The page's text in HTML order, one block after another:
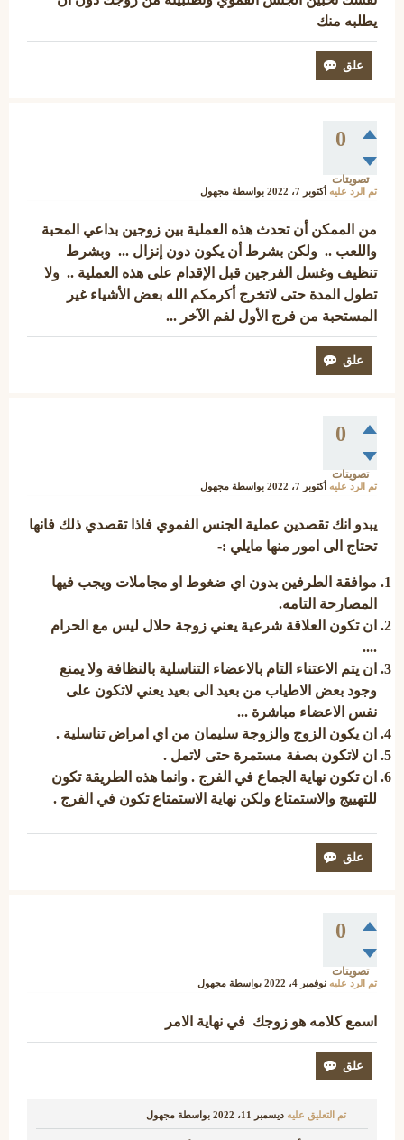
يطلبه منك
0
تصويتات
تم الرد عليه أكتوبر 7، 2022 بواسطة مجهول
من الممكن أن تحدث هذه العملية بين زوجين بداعي المحبة
واللعب .. ولكن بشرط أن يكون دون إنزال ... وبشرط
تنظيف وغسل الفرجين قبل الإقدام على هذه العملية .. ولا
تطول المدة حتى لاتخرج أكرمكم الله بعض الأشياء غير
المستحبة من فرج الأول لفم الآخر ...
0
تصويتات
تم الرد عليه أكتوبر 7، 2022 بواسطة مجهول
يبدو انك تقصدين عملية الجنس الفموي فاذا تقصدي ذلك فانها
تحتاج الى امور منها مايلي :-
موافقة الطرفين بدون اي ضغوط او مجاملات ويجب فيها
المصارحة التامه.
ان تكون العلاقة شرعية يعني زوجة حلال ليس مع الحرام
....
ان يتم الاعتناء التام بالاعضاء التناسلية بالنظافة ولا يمنع
وجود بعض الاطياب من بعيد الى بعيد يعني لاتكون على
نفس الاعضاء مباشرة ...
ان يكون الزوج والزوجة سليمان من اي امراض تناسلية .
ان لاتكون بصفة مستمرة حتى لاتمل .
ان تكون نهاية الجماع في الفرج . وانما هذه الطريقة تكون
للتهييج والاستمتاع ولكن نهاية الاستمتاع تكون في الفرج .
0
تصويتات
تم الرد عليه نوفمبر 4، 2022 بواسطة مجهول
اسمع كلامه هو زوجك في نهاية الامر
تم التعليق عليه ديسمبر 11، 2022 بواسطة مجهول